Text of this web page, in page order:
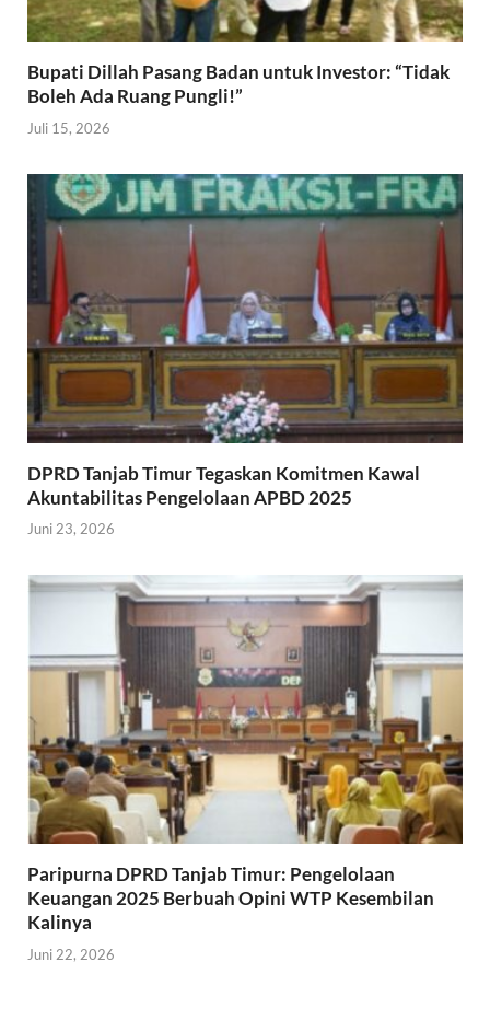
Bupati Dillah Pasang Badan untuk Investor: “Tidak
Boleh Ada Ruang Pungli!”
Juli 15, 2026
DPRD Tanjab Timur Tegaskan Komitmen Kawal
Akuntabilitas Pengelolaan APBD 2025
Juni 23, 2026
Paripurna DPRD Tanjab Timur: Pengelolaan
Keuangan 2025 Berbuah Opini WTP Kesembilan
Kalinya
Juni 22, 2026